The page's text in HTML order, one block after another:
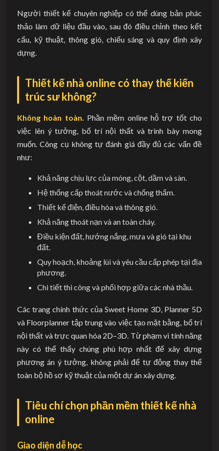
Người thiết kế chuyên nghiệp có thể dùng bản phác
thảo làm dữ liệu đầu vào, sau đó điều chỉnh theo kết
cấu, kỹ thuật, thông gió, chiếu sáng và quy định xây
dựng.
Thiết kế nhà online có thay thế kiến
trúc sư không?
Không hoàn toàn.
Phần mềm online hỗ trợ tốt cho
việc lên ý tưởng, bố trí nội thất và trình bày mong
muốn. Công cụ không tự đánh giá đầy đủ các vấn đề
như:
Khả năng chịu lực của móng, cột, dầm và sàn.
Hệ thống cấp thoát nước và chống thấm.
Thiết kế điện, điều hòa và thông gió.
Khả năng thoát nạn và an toàn cháy.
Điều kiện đất, hướng nắng, mưa và gió tại khu
đất.
Quy hoạch, khoảng lùi và yêu cầu cấp phép tại địa
phương.
Chi tiết thi công và phối hợp giữa các nhà thầu.
Các trang chính thức của Sweet Home 3D, Planner 5D
và Floorplanner tập trung vào việc tạo mặt bằng, bố trí
nội thất và trực quan hóa 2D–3D. Từ phạm vi tính năng
này có thể thấy chúng phù hợp nhất để xây dựng
phương án ý tưởng, không phải để tự động thay thế
toàn bộ hồ sơ kỹ thuật của một dự án xây dựng.
Tiêu chí chọn phần mềm thiết kế nhà
online
Giao diện dễ học